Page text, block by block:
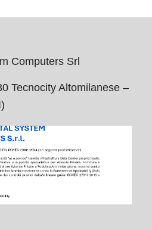
Computers Srl
Tecnocity Altomilanese –